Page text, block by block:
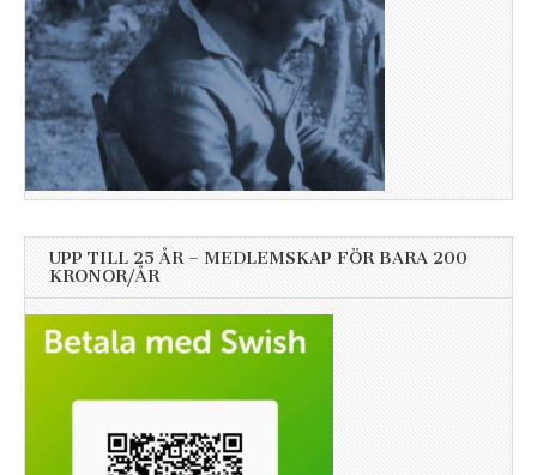
UPP TILL 25 ÅR – MEDLEMSKAP FÖR BARA 200
KRONOR/ÅR